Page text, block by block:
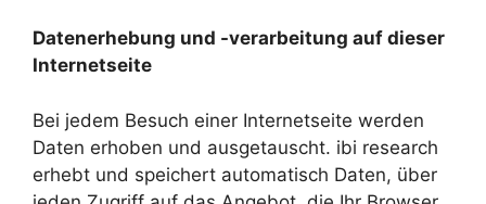
Datenerhebung und -verarbeitung auf dieser
Internetseite
Bei jedem Besuch einer Internetseite werden
Daten erhoben und ausgetauscht. ibi research
erhebt und speichert automatisch Daten, über